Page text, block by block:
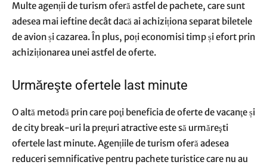
Multe agenții de turism oferă astfel de pachete, care sunt
adesea mai ieftine decât dacă ai achiziționa separat biletele
de avion și cazarea. În plus, poți economisi timp și efort prin
achiziționarea unei astfel de oferte.
Urmăreşte ofertele last minute
O altă metodă prin care poţi beneficia de oferte de vacanţe și
de city break-uri la preţuri atractive este să urmăreşti
ofertele last minute. Agențiile de turism oferă adesea
reduceri semnificative pentru pachete turistice care nu au